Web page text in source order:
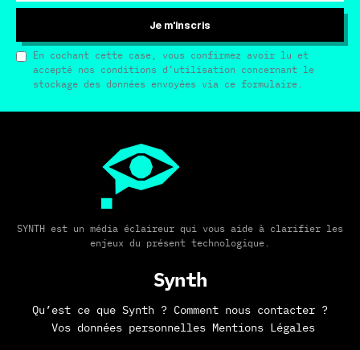
Je m'inscris
En cochant cette case, vous confirmez avoir lu et
accepté nos conditions d’utilisation concernant le
stockage des données envoyées via ce formulaire.
SYNTH est un média éclaireur qui vous aide à clarifier les
enjeux du présent technologique.
Synth
Qu’est ce que Synth ?
Comment nous contacter ?
Vos données personnelles
Mentions Légales